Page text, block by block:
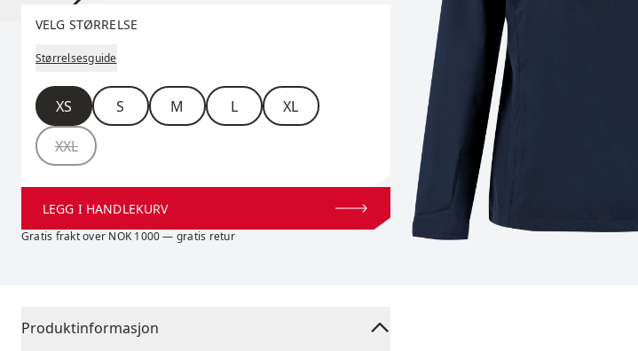
VELG STØRRELSE
Størrelsesguide
Størrelse
XS S M L XL
XXL
LEGG I HANDLEKURV
Gratis frakt over NOK 1000 — gratis retur
Produktinformasjon